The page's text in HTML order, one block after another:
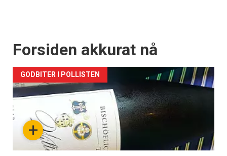
Forsiden akkurat nå
+
GODBITER I POLLISTEN